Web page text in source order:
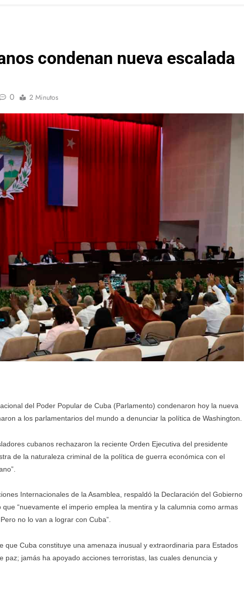
condenan nueva escalada
0 2 Minutos
del Poder Popular de Cuba (Parlamento) condenaron hoy la nueva
a los parlamentarios del mundo a denunciar la política de Washington.
cubanos rechazaron la reciente Orden Ejecutiva del presidente
de la naturaleza criminal de la política de guerra económica con el
Internacionales de la Asamblea, respaldó la Declaración del Gobierno
“nuevamente el imperio emplea la mentira y la calumnia como armas
no lo van a lograr con Cuba”.
que Cuba constituye una amenaza inusual y extraordinaria para Estados
paz; jamás ha apoyado acciones terroristas, las cuales denuncia y